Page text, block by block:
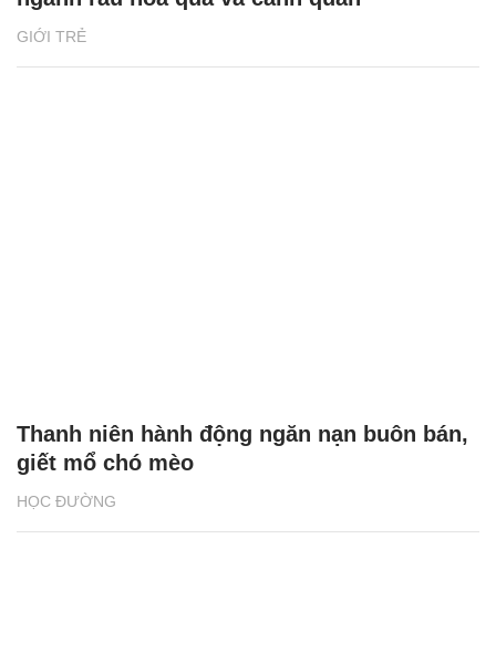
GIỚI TRẺ
HỌC ĐƯỜNG
Thanh niên hành động ngăn nạn buôn bán,
giết mổ chó mèo